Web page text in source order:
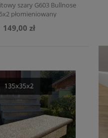
szary G603 Bullnose
płomieniowany
149,00 zł